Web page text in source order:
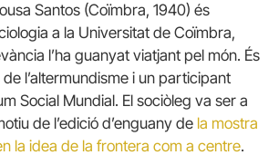
Santos (Coïmbra, 1940) és
a la Universitat de Coïmbra,
l’ha guanyat viatjant pel món. És
l’altermundisme i un participant
Social Mundial. El sociòleg va ser a
de l’edició d’enguany de la mostra
la idea de la frontera com a centre.